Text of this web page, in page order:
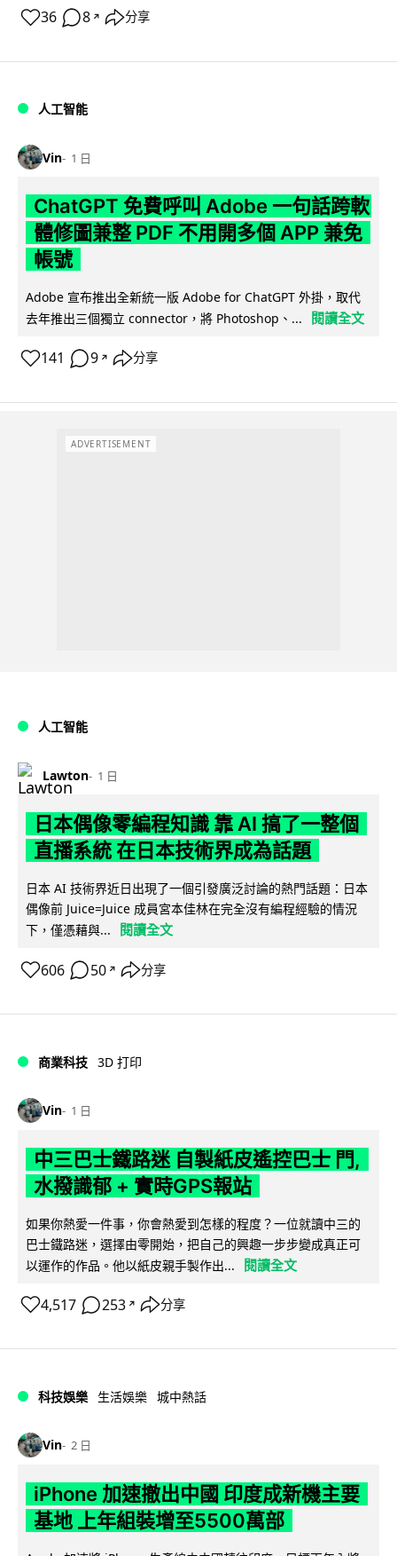
36 8 ↗ 分享
人工智能
Vin 1 日
ChatGPT 免費呼叫 Adobe 一句話跨軟
體修圖兼整 PDF 不用開多個 APP 兼免
帳號
Adobe 宣布推出全新統一版 Adobe for ChatGPT 外掛，取代
去年推出三個獨立 connector，將 Photoshop、...
閱讀全文
141 9 ↗ 分享
ADVERTISEMENT
人工智能
Lawton 1 日
日本偶像零編程知識 靠 AI 搞了一整個
直播系統 在日本技術界成為話題
日本 AI 技術界近日出現了一個引發廣泛討論的熱門話題：日本
偶像前 Juice=Juice 成員宮本佳林在完全沒有編程經驗的情況
下，僅憑藉與...
閱讀全文
606 50 ↗ 分享
商業科技 3D 打印
Vin 1 日
中三巴士鐵路迷 自製紙皮遙控巴士 門,
水撥識郁 + 實時GPS報站
如果你熱愛一件事，你會熱愛到怎樣的程度？一位就讀中三的
巴士鐵路迷，選擇由零開始，把自己的興趣一步步變成真正可
以運作的作品。他以紙皮親手製作出...
閱讀全文
4,517 253 ↗ 分享
科技娛樂 生活娛樂 城中熱話
Vin 2 日
iPhone 加速撤出中國 印度成新機主要
基地 上年組裝增至5500萬部